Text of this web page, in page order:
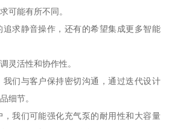
可能有所不同。
求静音操作，还有的希望集成更多智能
灵活性和协作性。
我们与客户保持密切沟通，通过迭代设计
细节。
我们可能强化充气泵的耐用性和大容量